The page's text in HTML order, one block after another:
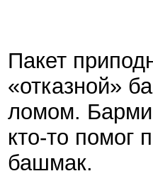
Пакет
«отказной»
ломом.
кто-то помог
башмак.